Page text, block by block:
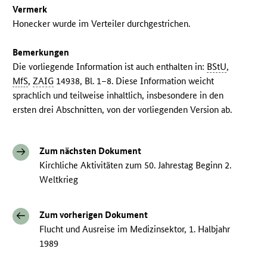
Vermerk
Honecker wurde im Verteiler durchgestrichen.
Bemerkungen
Die vorliegende Information ist auch enthalten in: BStU,
MfS,ZAIG 14938, Bl. 1–8. Diese Information weicht
sprachlich und teilweise inhaltlich, insbesondere in den
ersten drei Abschnitten, von der vorliegenden Version ab.
Zum nächsten Dokument
Kirchliche Aktivitäten zum 50. Jahrestag Beginn 2.
Weltkrieg
Zum vorherigen Dokument
Flucht und Ausreise im Medizinsektor, 1. Halbjahr
1989